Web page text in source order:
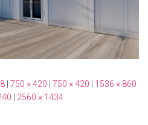
750 × 420 750 × 420
1536 × 860
2560 × 1434